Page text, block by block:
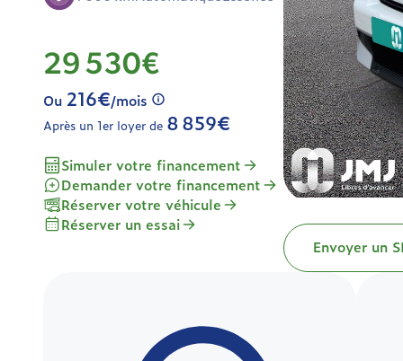
29 530€
Ou 216€/mois
Après un 1er loyer de 8 859€
Simuler votre financement
Demander votre financement
Réserver votre véhicule
Réserver un essai
Envoyer un